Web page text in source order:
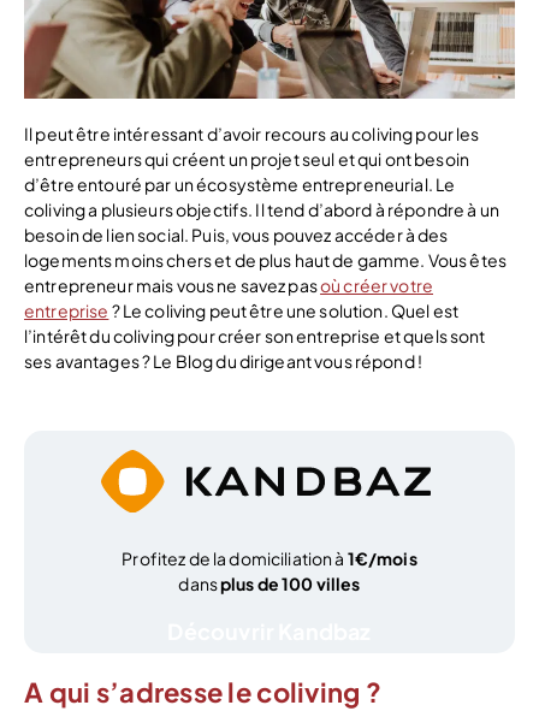
Il peut être intéressant d’avoir recours au coliving pour les
entrepreneurs qui créent un projet seul et qui ont besoin
d’être entouré par un écosystème entrepreneurial. Le
coliving a plusieurs objectifs. Il tend d’abord à répondre à un
besoin de lien social. Puis, vous pouvez accéder à des
logements moins chers et de plus haut de gamme. Vous êtes
entrepreneur mais vous ne savez pasoù créer votre
entreprise ? Le coliving peut être une solution. Quel est
l’intérêt du coliving pour créer son entreprise et quels sont
ses avantages ? Le Blog du dirigeant vous répond !
Profitez de la domiciliation à 1€/mois
dansplus de 100 villes
A qui s’adresse le coliving ?